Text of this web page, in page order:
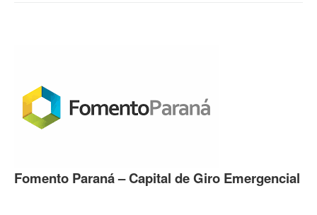
Fomento Paraná – Capital de Giro Emergencial